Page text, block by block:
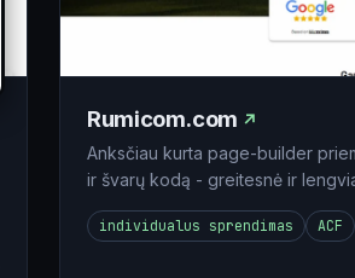
Rumicom.com
Anksčiau kurta page-builder
ir švarų kodą - greitesnė ir
individualus sprendimas ACF